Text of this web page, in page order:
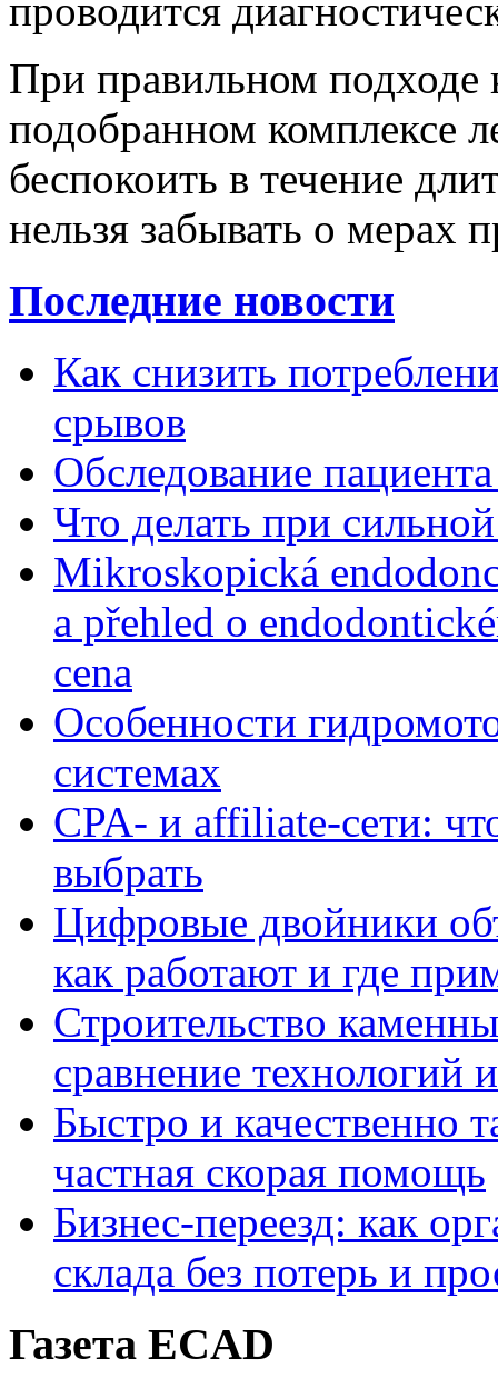
проводится
При правильном подходе
подобранном комплексе
беспокоить в течение
нельзя забывать о мерах
Последние новости
Как снизить
срывов
Обследование
Что делать при
Mikroskopická
a přehled o
cena
Особенности
системах
CPA- и affiliate-сети:
выбрать
Цифровые двойники
как работают и где
Строительство
сравнение технологий
Быстро и качественно
частная скорая помощь
Бизнес-переезд: как
склада без потерь и
Газета ECAD